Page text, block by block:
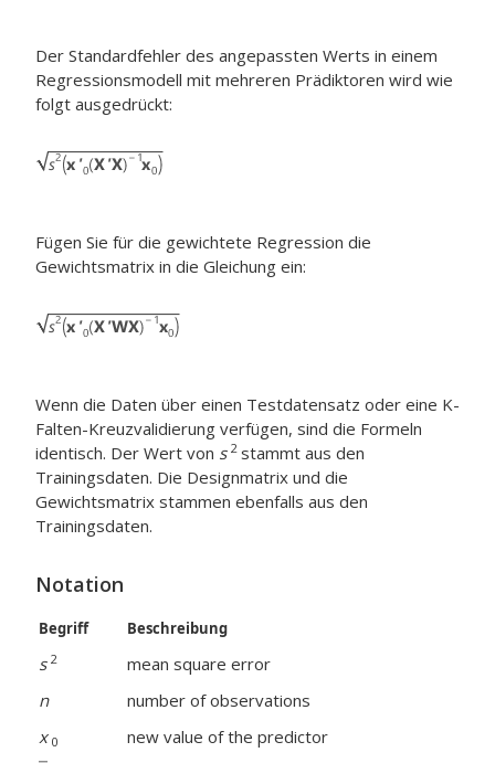
Der Standardfehler des angepassten Werts in einem
Regressionsmodell mit mehreren Prädiktoren wird wie
folgt ausgedrückt:
Fügen Sie für die gewichtete Regression die
Gewichtsmatrix in die Gleichung ein:
Wenn die Daten über einen Testdatensatz oder eine K-
Falten-Kreuzvalidierung verfügen, sind die Formeln
identisch. Der Wert von s 2stammt aus den
Trainingsdaten. Die Designmatrix und die
Gewichtsmatrix stammen ebenfalls aus den
Trainingsdaten.
Notation
Begriff Beschreibung
s 2
mean square error
n
number of observations
x 0
new value of the predictor